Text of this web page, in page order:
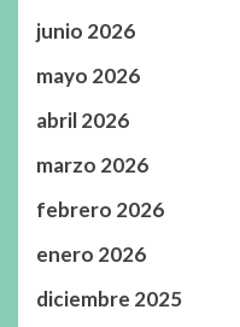
junio 2026
mayo 2026
abril 2026
marzo 2026
febrero 2026
enero 2026
diciembre 2025